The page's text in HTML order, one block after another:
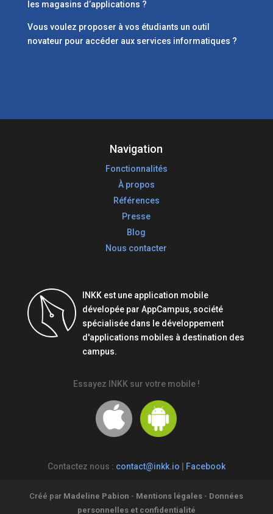
les magasins d’applications ?
Vous voulez proposer à vos étudiants un outil
novateur pour accéder aux services informatiques ?
Navigation
Fonctionnalités
À propos
Références
Presse
Blog
Nous contacter
INKK est une application mobile
dévelopée par AppCampus, société
spécialisée dans le développement
d'applications mobiles à destination des
campus.
Essayez INKK sur votre mobile !
Contactez nous : contact@inkk.io Facebook
Créé par Madeline Pabion - Mentions légales - Données
personnelles et confidentialité